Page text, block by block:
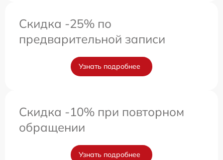
Скидка -25% по
предварительной записи
Узнать подробнее
Скидка -10% при повторном
обращении
Узнать подробнее